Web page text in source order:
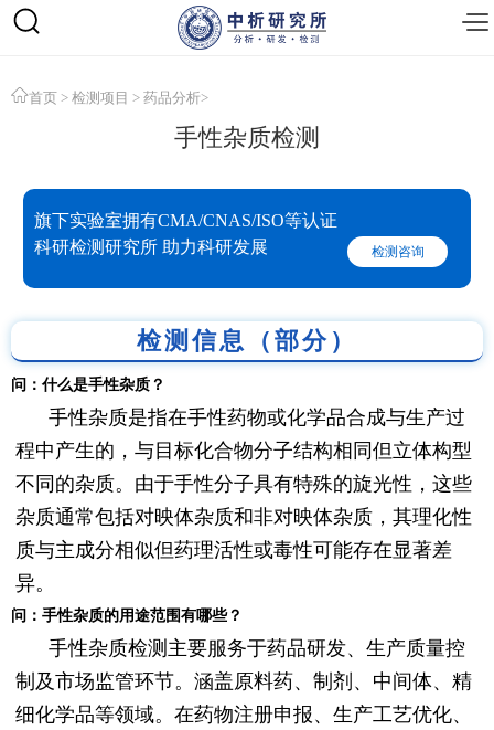
首页 > 检测项目 > 药品分析>
手性杂质检测
旗下实验室拥有CMA/CNAS/ISO等认证
科研检测研究所 助力科研发展
检测咨询
检测信息（部分）
问：什么是手性杂质？
手性杂质是指在手性药物或化学品合成与生产过
程中产生的，与目标化合物分子结构相同但立体构型
不同的杂质。由于手性分子具有特殊的旋光性，这些
杂质通常包括对映体杂质和非对映体杂质，其理化性
质与主成分相似但药理活性或毒性可能存在显著差
异。
问：手性杂质的用途范围有哪些？
手性杂质检测主要服务于药品研发、生产质量控
制及市场监管环节。涵盖原料药、制剂、中间体、精
细化学品等领域。在药物注册申报、生产工艺优化、